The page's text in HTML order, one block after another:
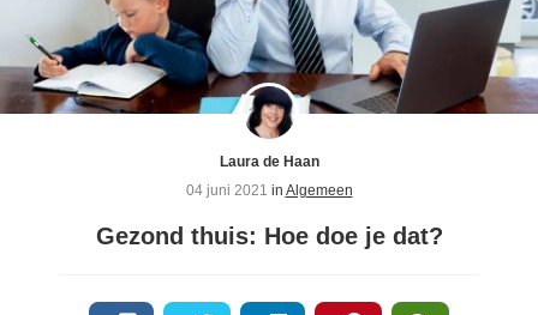
Laura de Haan
04 juni 2021 in Algemeen
Gezond thuis: Hoe doe je dat?